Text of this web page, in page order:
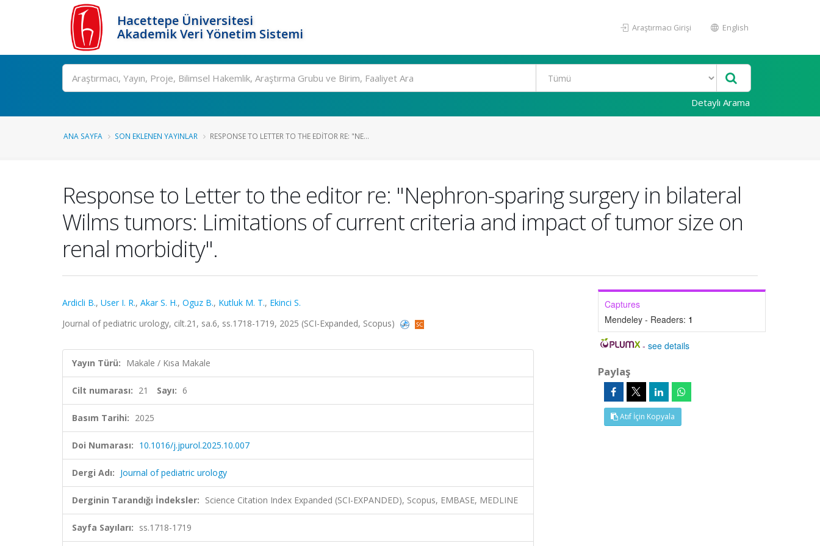
Hacettepe Üniversitesi
Akademik Veri Yönetim Sistemi
Araştırmacı Girişi English
Ara
Detaylı Arama
ANA SAYFA SON EKLENEN YAYINLAR RESPONSE TO LETTER TO THE EDITOR RE: "NE...
Response to Letter to the editor re: "Nephron-sparing surgery in bilateral
Wilms tumors: Limitations of current criteria and impact of tumor size on
renal morbidity".
Ardicli B., User I. R., Akar S. H., Oguz B., Kutluk M. T., Ekinci S.
Journal of pediatric urology, cilt.21, sa.6, ss.1718-1719, 2025 (SCI-Expanded, Scopus)
Yayın Türü: Makale / Kısa Makale
Cilt numarası: 21 Sayı: 6
Basım Tarihi: 2025
Doi Numarası: 10.1016/j.jpurol.2025.10.007
Dergi Adı: Journal of pediatric urology
Derginin Tarandığı İndeksler: Science Citation Index Expanded (SCI-EXPANDED), Scopus, EMBASE, MEDLINE
Sayfa Sayıları: ss.1718-1719
Captures
Mendeley - Readers: 1
-see details
Paylaş
Atıf İçin Kopyala